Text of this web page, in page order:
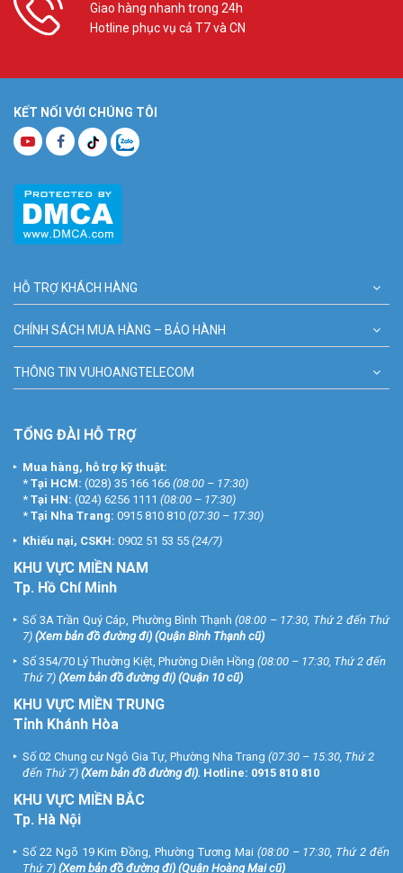
Giao hàng nhanh trong 24h
Hotline phục vụ cả T7 và CN
KẾT NỐI VỚI CHÚNG TÔI
HỖ TRỢ KHÁCH HÀNG
CHÍNH SÁCH MUA HÀNG – BẢO HÀNH
THÔNG TIN VUHOANGTELECOM
TỔNG ĐÀI HỖ TRỢ
Mua hàng, hỗ trợ kỹ thuật:
* Tại HCM: (028) 35 166 166 (08:00 – 17:30)
* Tại HN: (024) 6256 1111 (08:00 – 17:30)
* Tại Nha Trang: 0915 810 810 (07:30 – 17:30)
Khiếu nại, CSKH: 0902 51 53 55 (24/7)
KHU VỰC MIỀN NAM
Tp. Hồ Chí Minh
Số 3A Trần Quý Cáp, Phường Bình Thạnh (08:00 – 17:30, Thứ 2 đến Thứ
7) (Xem bản đồ đường đi) (Quận Bình Thạnh cũ)
Số 354/70 Lý Thường Kiệt, Phường Diên Hồng (08:00 – 17:30, Thứ 2 đến
Thứ 7) (Xem bản đồ đường đi) (Quận 10 cũ)
KHU VỰC MIỀN TRUNG
Tỉnh Khánh Hòa
Số 02 Chung cư Ngô Gia Tự, Phường Nha Trang (07:30 – 15:30, Thứ 2
đến Thứ 7) (Xem bản đồ đường đi). Hotline: 0915 810 810
KHU VỰC MIỀN BẮC
Tp. Hà Nội
Số 22 Ngõ 19 Kim Đồng, Phường Tương Mai (08:00 – 17:30, Thứ 2 đến
Thứ 7) (Xem bản đồ đường đi) (Quận Hoàng Mai cũ)